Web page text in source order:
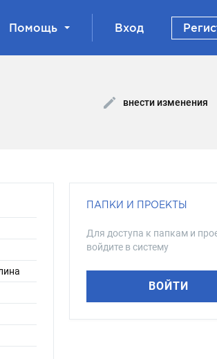
Помощь Вход
внести изменения
ПАПКИ И ПРОЕКТЫ
Для доступа к папкам и
войдите в систему
ВОЙТИ